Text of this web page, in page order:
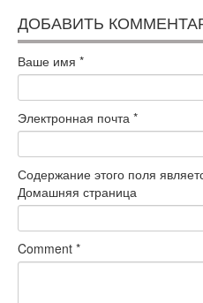
ДОБАВИТЬ
Ваше имя *
Электронная почта *
Содержание этого поля
Домашняя страница
Comment *